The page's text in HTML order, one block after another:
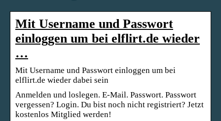
Mit Username und Passwort
einloggen um bei elflirt.de wieder
…
Mit Username und Passwort einloggen um bei
elflirt.de wieder dabei sein
Anmelden und loslegen. E-Mail. Passwort. Passwort
vergessen? Login. Du bist noch nicht registriert? Jetzt
kostenlos Mitglied werden!